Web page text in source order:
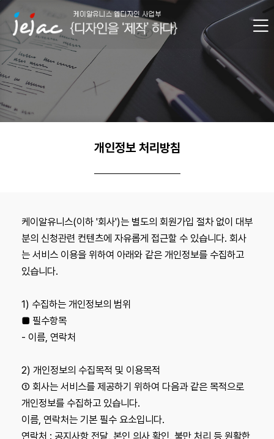
개인정보 처리방침
케이알유니스(이하 '회사')는 별도의 회원가입 절차 없이 대부
분의 신청관련 컨텐츠에 자유롭게 접근할 수 있습니다. 회사
는 서비스 이용을 위하여 아래와 같은 개인정보를 수집하고
있습니다.
1) 수집하는 개인정보의 범위
■ 필수항목
- 이름, 연락처
2) 개인정보의 수집목적 및 이용목적
① 회사는 서비스를 제공하기 위하여 다음과 같은 목적으로
개인정보를 수집하고 있습니다.
이름, 연락처는 기본 필수 요소입니다.
연락처 : 공지사항 전달, 본인 의사 확인, 불만 처리 등 원활한